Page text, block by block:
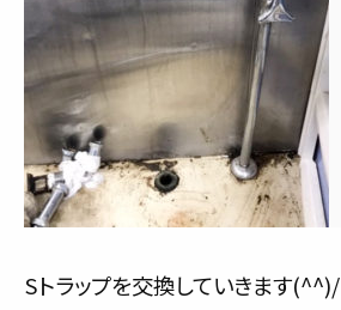
Sトラップを交換していきます(^^)/